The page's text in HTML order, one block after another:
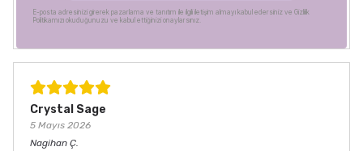
Crystal Sage
5 Mayıs 2026
Nagihan Ç.
E-posta adresinizi girerek pazarlama ve tanıtım ile ilgili iletişim almayı kabul edersiniz ve Gizlilik
Politikamızı okuduğunuzu ve kabul ettiğinizi onaylarsınız.